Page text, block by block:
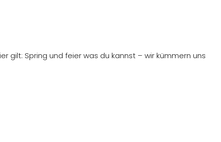
gilt: Spring und feier was du kannst – wir kümmern uns